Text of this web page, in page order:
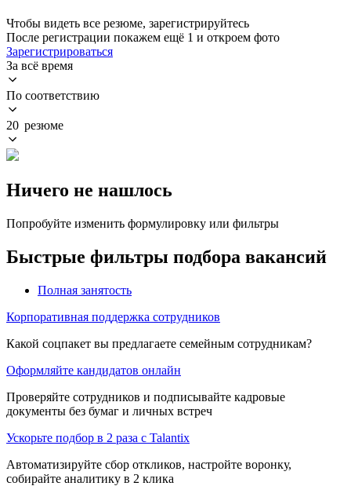
Чтобы видеть все резюме, зарегистрируйтесь
После регистрации покажем ещё 1 и откроем фото
Зарегистрироваться
За всё время
По соответствию
20 резюме
Ничего не нашлось
Попробуйте изменить формулировку или фильтры
Быстрые фильтры подбора вакансий
Полная занятость
Корпоративная поддержка сотрудников
Какой соцпакет вы предлагаете семейным сотрудникам?
Оформляйте кандидатов онлайн
Проверяйте сотрудников и подписывайте кадровые
документы без бумаг и личных встреч
Ускорьте подбор в 2 раза с Talantix
Автоматизируйте сбор откликов, настройте воронку,
собирайте аналитику в 2 клика